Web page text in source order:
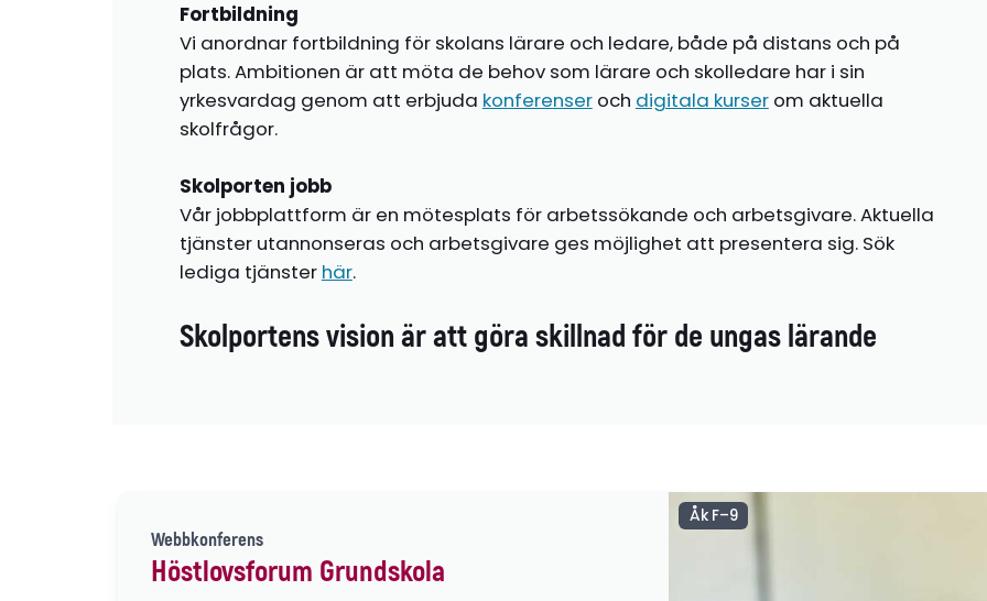
Fortbildning
Vi anordnar fortbildning för skolans lärare och ledare, både på distans och på
plats. Ambitionen är att möta de behov som lärare och skolledare har i sin
yrkesvardag genom att erbjuda konferenseroch digitala kurserom aktuella
skolfrågor.
Skolporten jobb
Vår jobbplattform är en mötesplats för arbetssökande och arbetsgivare. Aktuella
tjänster utannonseras och arbetsgivare ges möjlighet att presentera sig. Sök
lediga tjänster här.
Skolportens vision är att göra skillnad för de ungas lärande
Webbkonferens
Höstlovsforum Grundskola
Åk F–9